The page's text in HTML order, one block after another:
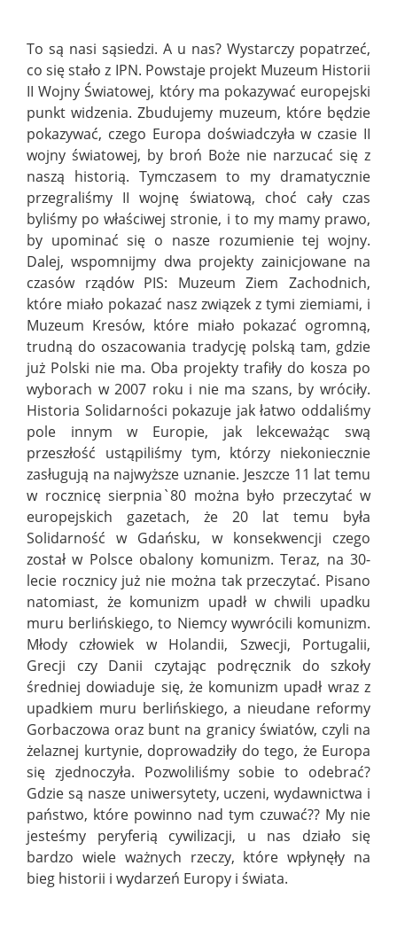
To są nasi sąsiedzi. A u nas? Wystarczy popatrzeć,
co się stało z IPN. Powstaje projekt Muzeum Historii
II Wojny Światowej, który ma pokazywać europejski
punkt widzenia. Zbudujemy muzeum, które będzie
pokazywać, czego Europa doświadczyła w czasie II
wojny światowej, by broń Boże nie narzucać się z
naszą historią. Tymczasem to my dramatycznie
przegraliśmy II wojnę światową, choć cały czas
byliśmy po właściwej stronie, i to my mamy prawo,
by upominać się o nasze rozumienie tej wojny.
Dalej, wspomnijmy dwa projekty zainicjowane na
czasów rządów PIS: Muzeum Ziem Zachodnich,
które miało pokazać nasz związek z tymi ziemiami, i
Muzeum Kresów, które miało pokazać ogromną,
trudną do oszacowania tradycję polską tam, gdzie
już Polski nie ma. Oba projekty trafiły do kosza po
wyborach w 2007 roku i nie ma szans, by wróciły.
Historia Solidarności pokazuje jak łatwo oddaliśmy
pole innym w Europie, jak lekceważąc swą
przeszłość ustąpiliśmy tym, którzy niekoniecznie
zasługują na najwyższe uznanie. Jeszcze 11 lat temu
w rocznicę sierpnia`80 można było przeczytać w
europejskich gazetach, że 20 lat temu była
Solidarność w Gdańsku, w konsekwencji czego
został w Polsce obalony komunizm. Teraz, na 30-
lecie rocznicy już nie można tak przeczytać. Pisano
natomiast, że komunizm upadł w chwili upadku
muru berlińskiego, to Niemcy wywrócili komunizm.
Młody człowiek w Holandii, Szwecji, Portugalii,
Grecji czy Danii czytając podręcznik do szkoły
średniej dowiaduje się, że komunizm upadł wraz z
upadkiem muru berlińskiego, a nieudane reformy
Gorbaczowa oraz bunt na granicy światów, czyli na
żelaznej kurtynie, doprowadziły do tego, że Europa
się zjednoczyła. Pozwoliliśmy sobie to odebrać?
Gdzie są nasze uniwersytety, uczeni, wydawnictwa i
państwo, które powinno nad tym czuwać?? My nie
jesteśmy peryferią cywilizacji, u nas działo się
bardzo wiele ważnych rzeczy, które wpłynęły na
bieg historii i wydarzeń Europy i świata.